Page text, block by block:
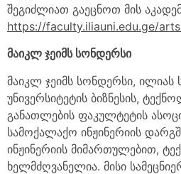
შეგიძლიათ გაეცნოთ მის
https://faculty.iliauni.edu.ge/
მაიკლ ჯეიმს სონდერსი
მაიკლ ჯეიმს სონდერსი, ილიას
უნივერსიტეტის ბიზნესის,
განათლების ფაკულტეტის
სამოქალაქო ინჟინერიის
ინჟინერიის მიმართულებით,
ხელმძღვანელია. მისი